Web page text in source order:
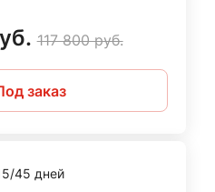
117 800 руб.
заказ
45 дней